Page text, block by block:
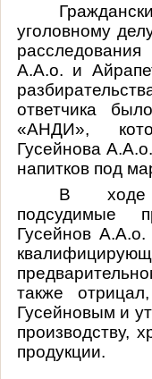
уголовному
А.А.о. и
ответчика
«АНДИ»,
Гусейнова
напитков под
В ходе
подсудимые
Гусейнов
также
Гусейновым и
производству,
продукции.